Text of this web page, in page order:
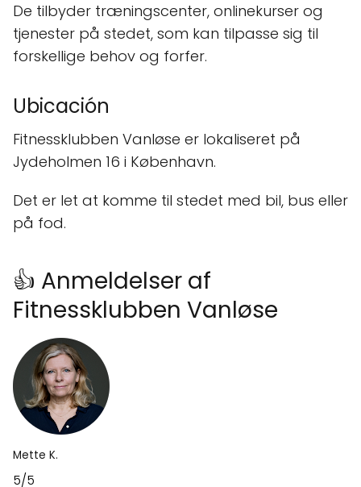
De tilbyder træningscenter, onlinekurser og
tjenester på stedet, som kan tilpasse sig til
forskellige behov og forfer.
Ubicación
Fitnessklubben Vanløse er lokaliseret på
Jydeholmen 16 i København.
Det er let at komme til stedet med bil, bus eller
på fod.
👍 Anmeldelser af
Fitnessklubben Vanløse
Mette K.
5/5